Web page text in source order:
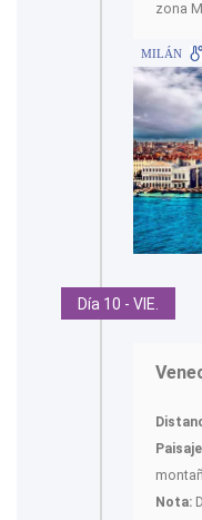
zona
MILÁN
Día 10 - VIE.
Nota: